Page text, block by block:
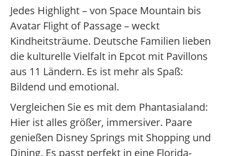
Jedes Highlight – von Space Mountain bis
Avatar Flight of Passage – weckt
Kindheitsträume. Deutsche Familien lieben
die kulturelle Vielfalt in Epcot mit Pavillons
aus 11 Ländern. Es ist mehr als Spaß:
Bildend und emotional.
Vergleichen Sie es mit dem Phantasialand:
Hier ist alles größer, immersiver. Paare
genießen Disney Springs mit Shopping und
Dining. Es passt perfekt in eine Florida-